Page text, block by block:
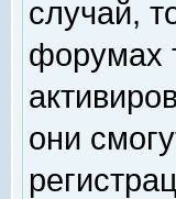
случай,
форумах
они